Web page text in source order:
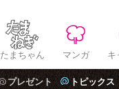
たまちゃん マンガ キ
プレゼント トピックス